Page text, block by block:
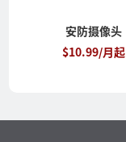
安防摄像头
$10.99/月起